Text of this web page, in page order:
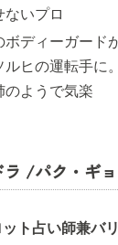
ないプロ
ボディーガード
ヒの運転手に。
のようで気楽
ラ /パク・ギ
ット占い師兼バ